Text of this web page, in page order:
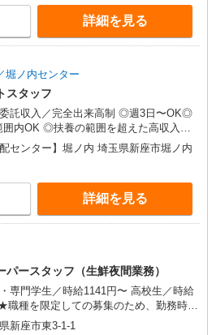
※研修制度あり 収入保障期間：12か月
詳細を見る
堀ノ内センター
スタッフ
託収入／完全出来高制 ◎週3日〜OK◎
囲内OK ◎扶養の範囲を超えた高収入も
収入補償制度/月10万円（最長12か月
例:週5日9時-13時の場合 月10万円〜
※研修制度あり 収入保障期間：12か月
配センター】堀ノ内 埼玉県新座市堀ノ内
詳細を見る
パースタッフ（生鮮夜間業務）
専門学生／時給1141円〜 高校生／時給
の項目をご確認ください。
新座市東3-1-1